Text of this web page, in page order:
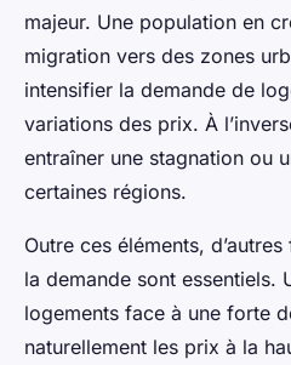
majeur. Une population en
migration vers des zones
intensifier la demande de
variations des prix. À
entraîner une stagnation ou
certaines régions.
Outre ces éléments,
la demande sont essentiels.
logements face à une forte
naturellement les prix à la